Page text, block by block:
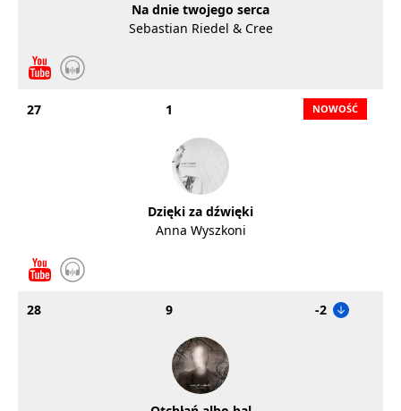
Na dnie twojego serca
Sebastian Riedel & Cree
27 1
Dzięki za dźwięki
Anna Wyszkoni
28 9 -2